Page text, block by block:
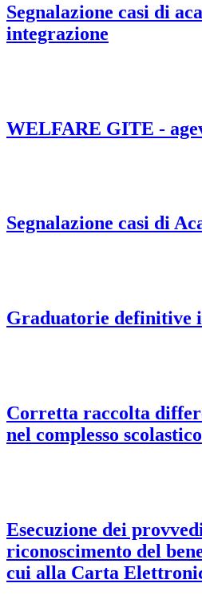
Segnalazione casi di
integrazione
WELFARE GITE -
Segnalazione casi di
Graduatorie definitive
Corretta raccolta
nel complesso scolastico
Esecuzione dei
riconoscimento del
cui alla Carta